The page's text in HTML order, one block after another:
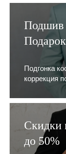
Подшив
Подарок
Подгонка
коррекция
Скидки
до 50%